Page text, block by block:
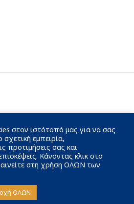
στον ιστότοπό μας για να σας
εμπειρία,
προτιμήσεις σας και
Κάνοντας κλικ στο
στη χρήση ΟΛΩΝ των
ΟΛΩΝ